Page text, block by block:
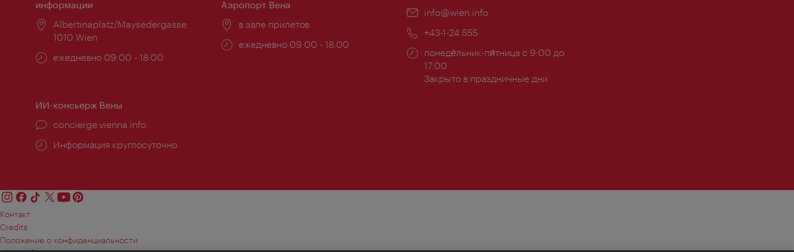
информации
Расположение:
Albertinaplatz/Maysedergasse
1010 Wien
Часы
ежедневно 09:00 - 18:00
Аэропорт Вена
Расположение:
в зале прилетов
Часы
ежедневно 09:00 - 18:00
Эл.
info@wien.info
Телефон:
+43-1-24 555
Часы
работы:
понеде́льник-пя́тница с 9:00 до
17:00
Закрыто в праздничные дни
ИИ-консьерж Вены
concierge.vienna.info
Информация круглосуточно
Контакт
Credits
Положение о конфиденциальности